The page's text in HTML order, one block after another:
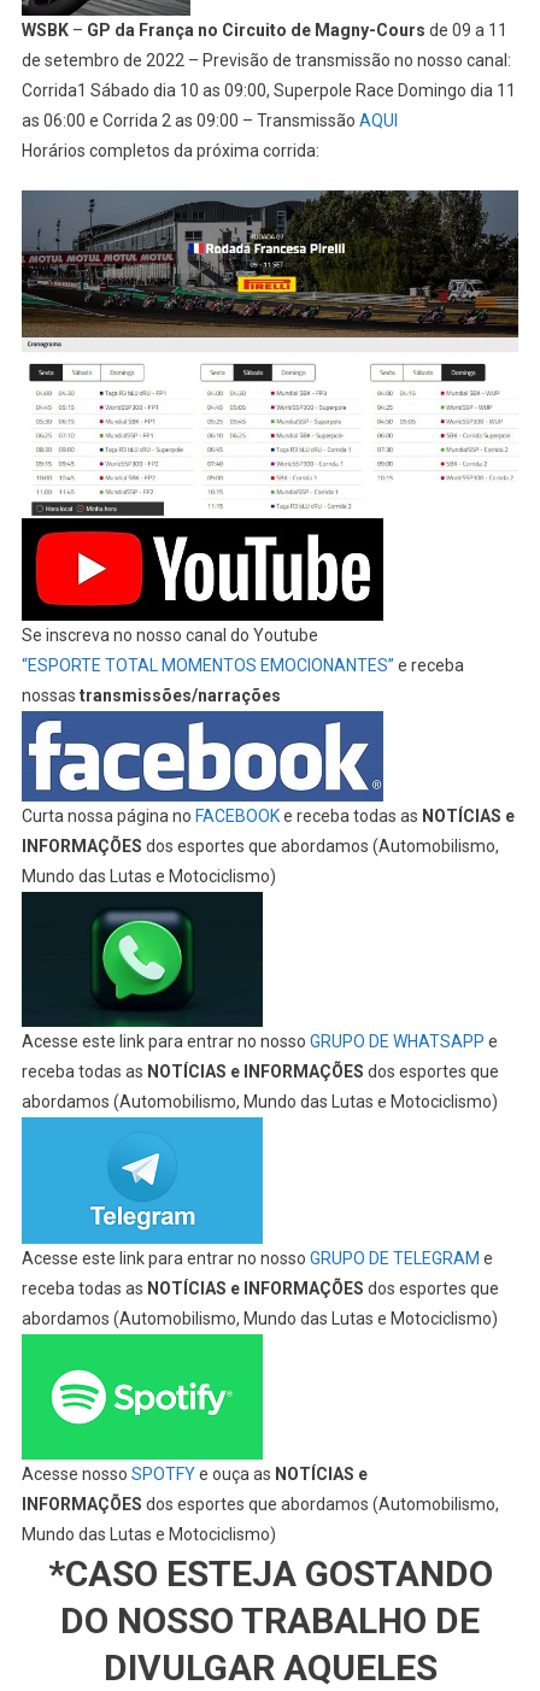
WSBK– GP da França no Circuito de Magny-Cours de 09 a 11
de setembro de 2022 – Previsão de transmissão no nosso canal:
Corrida1 Sábado dia 10 as 09:00, Superpole Race Domingo dia 11
as 06:00 e Corrida 2 as 09:00 – Transmissão AQUI
Horários completos da próxima corrida:
Se inscreva no nosso canal do Youtube
“ESPORTE TOTAL MOMENTOS EMOCIONANTES” e receba
nossas transmissões/narrações
Curta nossa página no FACEBOOKe receba todas as NOTÍCIAS e
INFORMAÇÕES dos esportes que abordamos (Automobilismo,
Mundo das Lutas e Motociclismo)
Acesse este link para entrar no nosso GRUPO DE WHATSAPP e
receba todas as NOTÍCIAS e INFORMAÇÕES dos esportes que
abordamos (Automobilismo, Mundo das Lutas e Motociclismo)
Acesse este link para entrar no nosso GRUPO DE TELEGRAM e
receba todas as NOTÍCIAS e INFORMAÇÕES dos esportes que
abordamos (Automobilismo, Mundo das Lutas e Motociclismo)
Acesse nosso SPOTFYe ouça as NOTÍCIAS e
INFORMAÇÕES dos esportes que abordamos (Automobilismo,
Mundo das Lutas e Motociclismo)
*CASO ESTEJA GOSTANDO
DO NOSSO TRABALHO DE
DIVULGAR AQUELES